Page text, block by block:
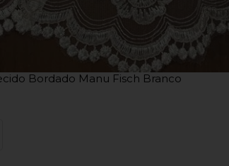
Bordado Manu Fisch Branco